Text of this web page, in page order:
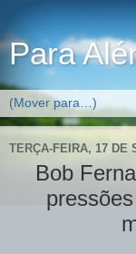
Para
TERÇA-FEIRA, 17 DE
Bob